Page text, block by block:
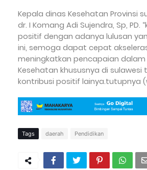
Kepala dinas Kesehatan Provinsi
dr. I Komang Adi Sujendra, Sp,
positif dengan adanya lulusan
ini, semoga dapat cepat
meningkatkan pencapaian
Kesehatan khususnya di sulawesi
kontribusi positif lainya.tutupnya
Tags daerah Pendidikan